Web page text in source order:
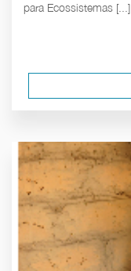
para Ecossistemas [...]